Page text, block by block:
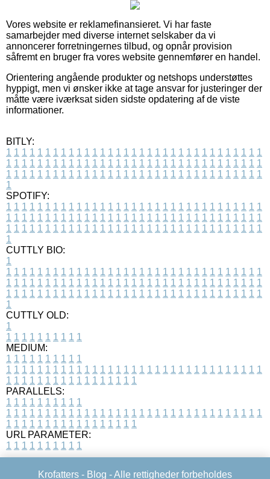
Vores website er reklamefinansieret. Vi har faste
samarbejder med diverse internet selskaber da vi
annoncerer forretningernes tilbud, og opnår provision
såfremt en bruger fra vores website gennemfører en handel.
Orientering angående produkter og netshops understøttes
hyppigt, men vi ønsker ikke at tage ansvar for justeringer der
måtte være iværksat siden sidste opdatering af de viste
informationer.
BITLY:
1 1 1 1 1 1 1 1 1 1 1 1 1 1 1 1 1 1 1 1 1 1 1 1 1 1 1 1 1 1 1 1 1
1 1 1 1 1 1 1 1 1 1 1 1 1 1 1 1 1 1 1 1 1 1 1 1 1 1 1 1 1 1 1 1 1
1 1 1 1 1 1 1 1 1 1 1 1 1 1 1 1 1 1 1 1 1 1 1 1 1 1 1 1 1 1 1 1 1
1
SPOTIFY:
1 1 1 1 1 1 1 1 1 1 1 1 1 1 1 1 1 1 1 1 1 1 1 1 1 1 1 1 1 1 1 1 1
1 1 1 1 1 1 1 1 1 1 1 1 1 1 1 1 1 1 1 1 1 1 1 1 1 1 1 1 1 1 1 1 1
1 1 1 1 1 1 1 1 1 1 1 1 1 1 1 1 1 1 1 1 1 1 1 1 1 1 1 1 1 1 1 1 1
1
CUTTLY BIO:
1
1 1 1 1 1 1 1 1 1 1 1 1 1 1 1 1 1 1 1 1 1 1 1 1 1 1 1 1 1 1 1 1 1
1 1 1 1 1 1 1 1 1 1 1 1 1 1 1 1 1 1 1 1 1 1 1 1 1 1 1 1 1 1 1 1 1
1 1 1 1 1 1 1 1 1 1 1 1 1 1 1 1 1 1 1 1 1 1 1 1 1 1 1 1 1 1 1 1 1
1
CUTTLY OLD:
1
1 1 1 1 1 1 1 1 1 1
MEDIUM:
1 1 1 1 1 1 1 1 1 1
1 1 1 1 1 1 1 1 1 1 1 1 1 1 1 1 1 1 1 1 1 1 1 1 1 1 1 1 1 1 1 1 1
1 1 1 1 1 1 1 1 1 1 1 1 1 1 1 1 1
PARALLELS:
1 1 1 1 1 1 1 1 1 1
1 1 1 1 1 1 1 1 1 1 1 1 1 1 1 1 1 1 1 1 1 1 1 1 1 1 1 1 1 1 1 1 1
1 1 1 1 1 1 1 1 1 1 1 1 1 1 1 1 1
URL PARAMETER:
1 1 1 1 1 1 1 1 1 1
Krofatters - Blog - Alle rettigheder forbeholdes